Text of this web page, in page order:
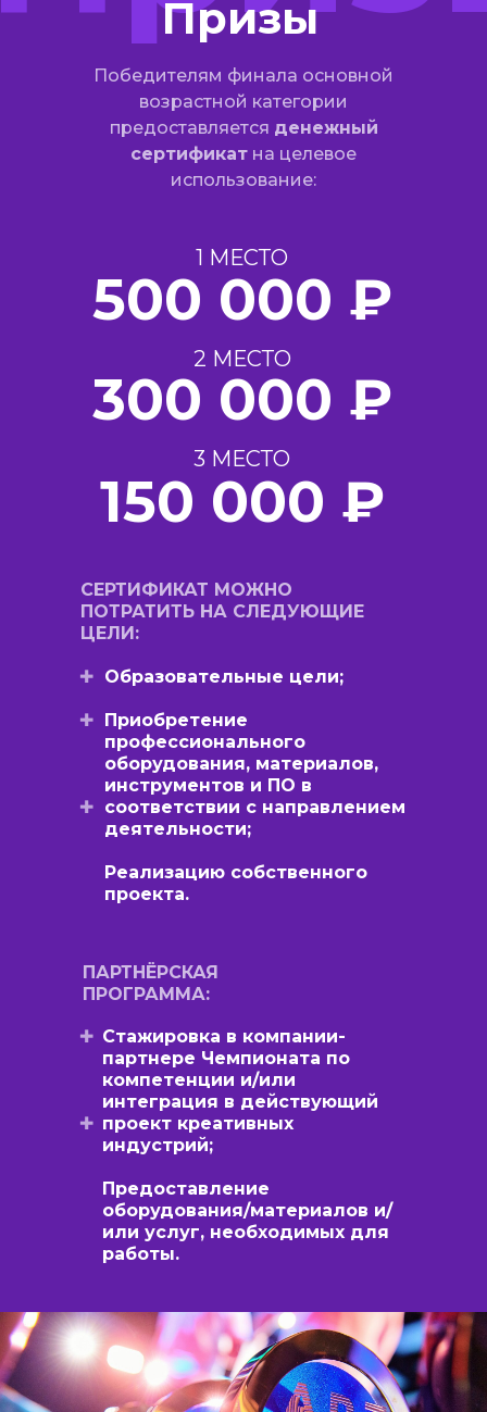
Призы
Победителям финала основной
возрастной категории
предоставляется денежный
сертификат на целевое
использование:
1 МЕСТО
500 000 ₽
2 МЕСТО
300 000 ₽
3 МЕСТО
150 000 ₽
СЕРТИФИКАТ МОЖНО
ПОТРАТИТЬ НА СЛЕДУЮЩИЕ
ЦЕЛИ:
ПАРТНЁРСКАЯ
ПРОГРАММА:
Образовательные цели;
Приобретение
профессионального
оборудования, материалов,
инструментов и ПО в
соответствии с направлением
деятельности;
Реализацию собственного
проекта.
✚
✚
✚
Стажировка в компании-
партнере Чемпионата по
компетенции и/или
интеграция в действующий
проект креативных
индустрий;
Предоставление
оборудования/материалов и/
или услуг, необходимых для
работы.
✚
✚